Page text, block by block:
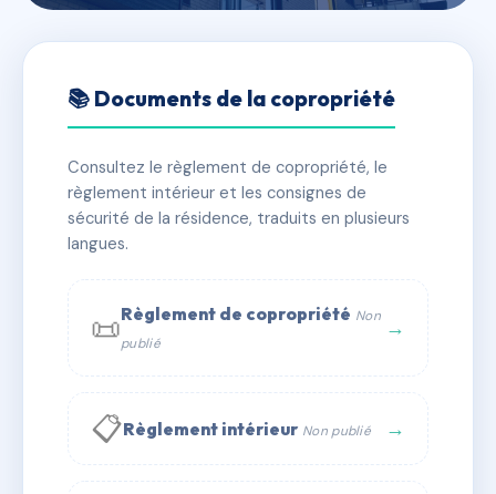
27 industrie 35400 Saint
Malo
📍 27 r de l'industrie 35400 Saint-Malo
✓ Immatriculée 🏠 9 lots 🏗 1 bâtiment(s)
📞 Contacter Syndic Digital 💬 WhatsApp
✉ Email
📚 Documents de la copropriété
Consultez le règlement de copropriété, le
règlement intérieur et les consignes de
sécurité de la résidence, traduits en plusieurs
langues.
📜Règlement de copropriété Non
publié
→
📋Règlement intérieur Non publié →